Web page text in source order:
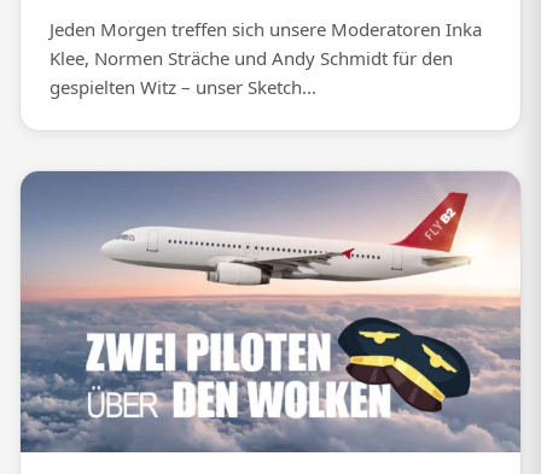
Jeden Morgen treffen sich unsere Moderatoren Inka
Klee, Normen Sträche und Andy Schmidt für den
gespielten Witz – unser Sketch...